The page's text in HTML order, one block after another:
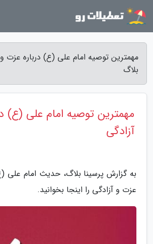
مهمترین توصیه امام علی (ع) درباره عزت و
بلاگ
مهمترین توصیه امام علی (ع)
آزادگی
به گزارش پرسینا بلاگ، حدیث امام علی
عزت و آزادگی را اینجا بخوانید.